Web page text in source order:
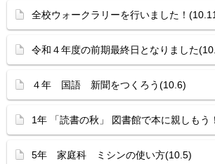
全校ウォークラリーを行いました！
令和４年度の前期最終日となりました
４年 国語 新聞をつくろう(10.6)
1年 「読書の秋」 図書館で本に親しもう
5年 家庭科 ミシンの使い方(10.5)